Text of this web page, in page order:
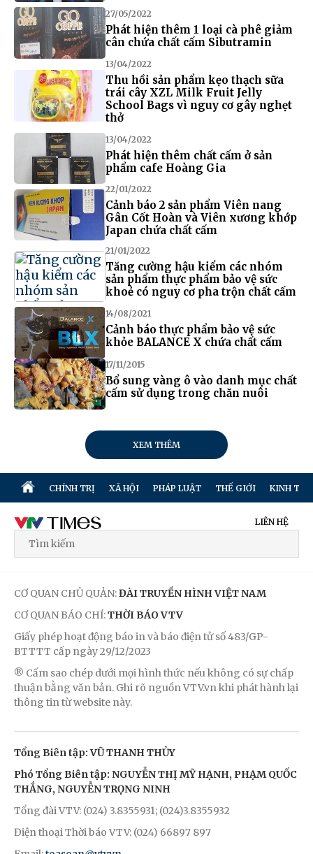
27/05/2022
Phát hiện thêm 1 loại cà phê giảm
cân chứa chất cấm Sibutramin
13/04/2022
Thu hồi sản phẩm kẹo thạch sữa
trái cây XZL Milk Fruit Jelly
School Bags vì nguy cơ gây nghẹt
thở
13/04/2022
Phát hiện thêm chất cấm ở sản
phẩm cafe Hoàng Gia
22/01/2022
Cảnh báo 2 sản phẩm Viên nang
Gân Cốt Hoàn và Viên xương khớp
Japan chứa chất cấm
21/01/2022
Tăng cường hậu kiểm các nhóm
sản phẩm thực phẩm bảo vệ sức
khoẻ có nguy cơ pha trộn chất cấm
14/08/2021
Cảnh báo thực phẩm bảo vệ sức
khỏe BALANCE X chứa chất cấm
17/11/2015
Bổ sung vàng ô vào danh mục chất
cấm sử dụng trong chăn nuôi
XEM THÊM
CHÍNH TRỊ XÃ HỘI PHÁP LUẬT THẾ GIỚI KINH TẾ
LIÊN HỆ
CƠ QUAN CHỦ QUẢN:ĐÀI TRUYỀN HÌNH VIỆT NAM
CƠ QUAN BÁO CHÍ:THỜI BÁO VTV
Giấy phép hoạt động báo in và báo điện tử số 483/GP-
BTTTT cấp ngày 29/12/2023
® Cấm sao chép dưới mọi hình thức nếu không có sự chấp
thuận bằng văn bản. Ghi rõ nguồn VTV.vn khi phát hành lại
thông tin từ website này.
Tổng Biên tập: VŨ THANH THỦY
Phó Tổng Biên tập: NGUYỄN THỊ MỸ HẠNH, PHẠM QUỐC
THẮNG, NGUYỄN TRỌNG NINH
Tổng đài VTV: (024) 3.8355931; (024)3.8355932
Điện thoại Thời báo VTV: (024) 66897 897